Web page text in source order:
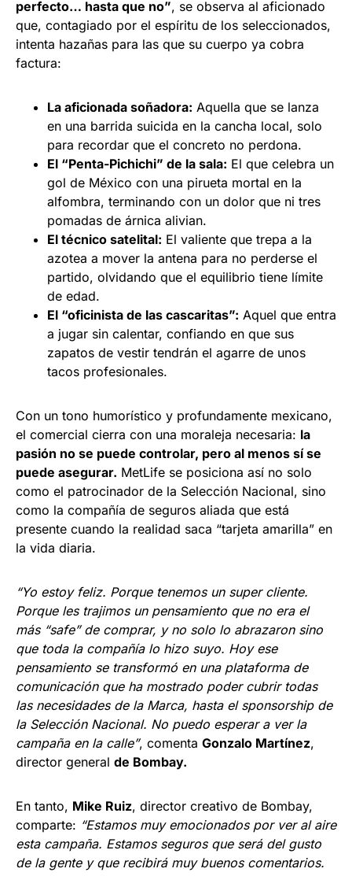
perfecto… hasta que no”, se observa al aficionado
que, contagiado por el espíritu de los seleccionados,
intenta hazañas para las que su cuerpo ya cobra
factura:
La aficionada soñadora: Aquella que se lanza
en una barrida suicida en la cancha local, solo
para recordar que el concreto no perdona.
El “Penta-Pichichi” de la sala: El que celebra un
gol de México con una pirueta mortal en la
alfombra, terminando con un dolor que ni tres
pomadas de árnica alivian.
El técnico satelital: El valiente que trepa a la
azotea a mover la antena para no perderse el
partido, olvidando que el equilibrio tiene límite
de edad.
El “oficinista de las cascaritas”: Aquel que entra
a jugar sin calentar, confiando en que sus
zapatos de vestir tendrán el agarre de unos
tacos profesionales.
Con un tono humorístico y profundamente mexicano,
el comercial cierra con una moraleja necesaria: la
pasión no se puede controlar, pero al menos sí se
puede asegurar. MetLife se posiciona así no solo
como el patrocinador de la Selección Nacional, sino
como la compañía de seguros aliada que está
presente cuando la realidad saca “tarjeta amarilla” en
la vida diaria.
“Yo estoy feliz. Porque tenemos un super cliente.
Porque les trajimos un pensamiento que no era el
más “safe” de comprar, y no solo lo abrazaron sino
que toda la compañía lo hizo suyo. Hoy ese
pensamiento se transformó en una plataforma de
comunicación que ha mostrado poder cubrir todas
las necesidades de la Marca, hasta el sponsorship de
la Selección Nacional. No puedo esperar a ver la
campaña en la calle”, comenta Gonzalo Martínez,
director general de Bombay.
En tanto, Mike Ruiz, director creativo de Bombay,
comparte: “Estamos muy emocionados por ver al aire
esta campaña. Estamos seguros que será del gusto
de la gente y que recibirá muy buenos comentarios.